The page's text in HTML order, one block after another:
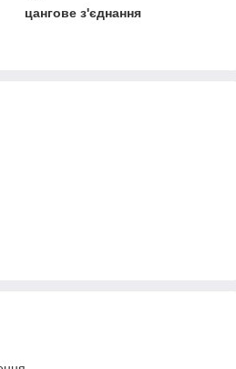
цангове з'єднання